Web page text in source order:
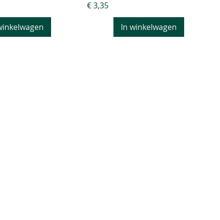
Prijs
€ 3,35
In winkelwagen